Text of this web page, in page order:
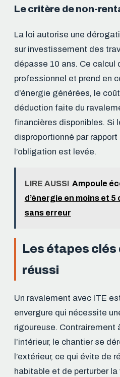
Le critère de non-
La loi autorise une
sur investissement des
dépasse 10 ans. Ce calcul
professionnel et prend en
d’énergie générées, le
déduction faite du
financières disponibles. Si
disproportionné par
l’obligation est levée.
LIRE AUSSI Ampoule
d’énergie en moins et
sans erreur
Les étapes clés
réussi
Un ravalement avec ITE
envergure qui nécessite
rigoureuse. Contrairement
l’intérieur, le chantier se
l’extérieur, ce qui évite de
habitable et de perturber